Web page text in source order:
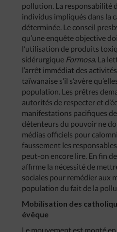
pollution. La responsabilité
individus impliqués dans la
déterminée. Le conseil
qu’une enquête objective
l’utilisation de produits
sidérurgique Formosa. La
l’arrêt immédiat des
taïwanaise s’il s’avère
population. Les prêtres
autorités de respecter et
manifestations pacifiques
détenteurs du pouvoir ne
médias officiels pour
faussement les
peut-on encore lire. En fin
affirme la nécessité de
sociales pour remédier aux
population du fait de la
Mobilisation des
évêque
Le mouvement est monté